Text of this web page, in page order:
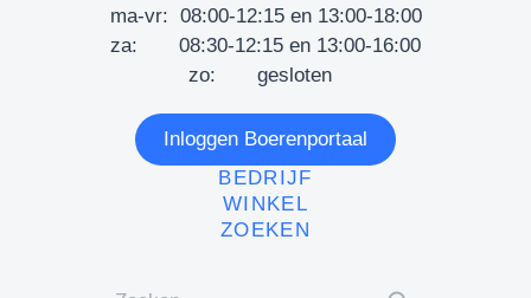
ma-vr: 08:00-12:15 en 13:00-18:00
za: 08:30-12:15 en 13:00-16:00
zo: gesloten
Inloggen Boerenportaal
BEDRIJF
WINKEL
ZOEKEN